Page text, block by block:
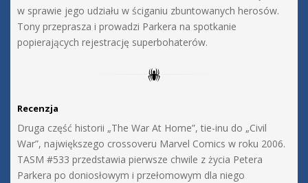
w sprawie jego udziału w ściganiu zbuntowanych herosów.
Tony przeprasza i prowadzi Parkera na spotkanie
popierających rejestrację superbohaterów.
Recenzja
Druga część historii „The War At Home”, tie-inu do „Civil
War”, największego crossoveru Marvel Comics w roku 2006.
TASM #533 przedstawia pierwsze chwile z życia Petera
Parkera po doniosłowym i przełomowym dla niego